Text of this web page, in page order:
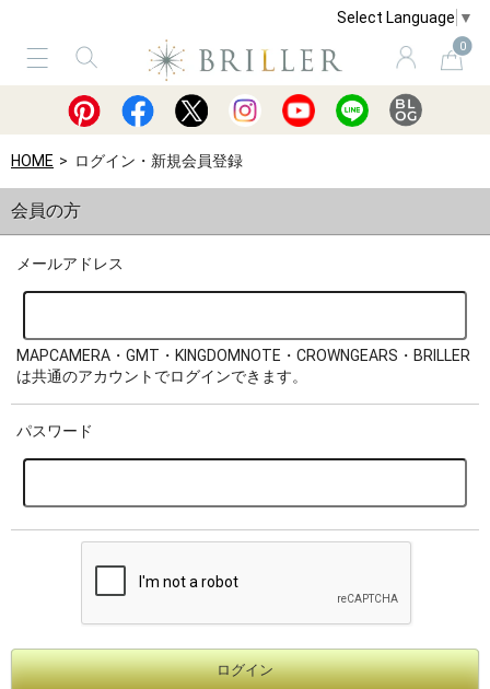
Select Language ▼
0
サービス ショッピングガイド 買取
HOME ログイン・新規会員登録
会員の方
メールアドレス
MAPCAMERA・GMT・KINGDOMNOTE・CROWNGEARS・BRILLER
は共通のアカウントでログインできます。
パスワード